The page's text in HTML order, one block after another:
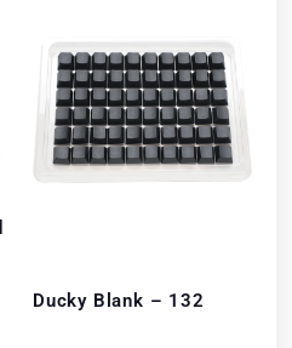
Ducky Blank – 132